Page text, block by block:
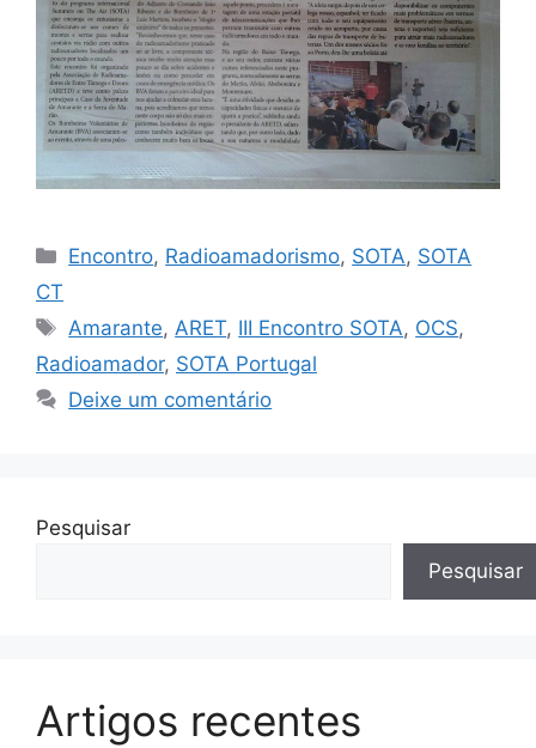
Categorias
Encontro, Radioamadorismo, SOTA, SOTA
CT
Etiquetas
Amarante,ARET, III Encontro SOTA, OCS,
Radioamador, SOTA Portugal
Deixe um comentário
Pesquisar
Pesquisar
Artigos recentes